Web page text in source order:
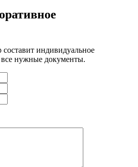
индивидуальное
нужные документы.